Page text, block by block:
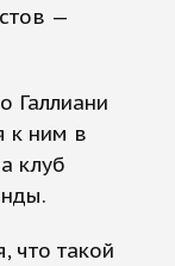
—
Галлиани
к ним в
клуб
что такой